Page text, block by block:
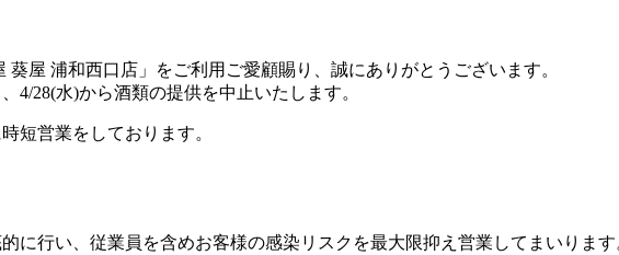
屋 浦和西口店」をご利用ご愛顧賜り、誠にありがとうございます。
4/28(水)から酒類の提供を中止いたします。
短営業をしております。
に行い、従業員を含めお客様の感染リスクを最大限抑え営業してまいります